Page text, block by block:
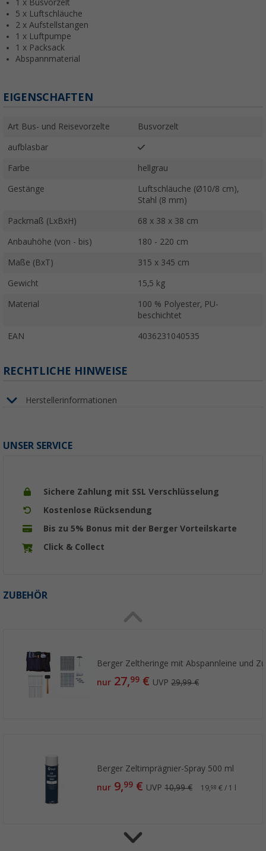
1 x Busvorzelt
5 x Luftschläuche
2 x Aufstellstangen
1 x Luftpumpe
1 x Packsack
Abspannmaterial
EIGENSCHAFTEN
Art Bus- und Reisevorzelte Busvorzelt
aufblasbar
Farbe hellgrau
Gestänge
Luftschläuche (Ø10/8 cm),
Stahl (8 mm)
Packmaß (LxBxH) 68 x 38 x 38 cm
Anbauhöhe (von - bis) 180 - 220 cm
Maße (BxT) 315 x 345 cm
Gewicht 15,5 kg
Material
100 % Polyester, PU-
beschichtet
EAN 4036231040535
RECHTLICHE HINWEISE
Herstellerinformationen
UNSER SERVICE
Sichere Zahlung mit SSL Verschlüsselung
Kostenlose Rücksendung
Bis zu 5% Bonus mit der Berger Vorteilskarte
Click & Collect
ZUBEHÖR
Berger Zeltheringe mit Abspannleine und
nur 27,99 € UVP29,99 €
Berger Zeltimprägnier-Spray 500 ml
nur 9,99 € UVP10,99 € 19,98 € / 1 l